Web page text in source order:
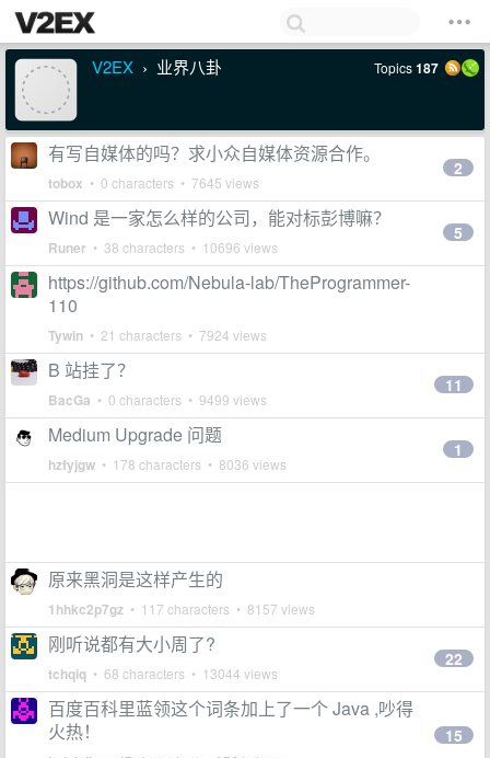
V2EX › 业界八卦 Topics187
有写自媒体的吗？求小众自媒体资源合作。
tobox • 0 characters • 7645 views
2
Wind 是一家怎么样的公司，能对标彭博嘛？
Runer • 38 characters • 10696 views
5
https://github.com/Nebula-lab/TheProgrammer-
110
Tywin • 21 characters • 7924 views
B 站挂了？
BacGa • 0 characters • 9499 views
11
Medium Upgrade 问题
hzfyjgw • 178 characters • 8036 views
1
原来黑洞是这样产生的
1hhkc2p7gz • 117 characters • 8157 views
刚听说都有大小周了?
tchqiq • 68 characters • 13044 views
22
百度百科里蓝领这个词条加上了一个 Java ,吵得
火热！
15